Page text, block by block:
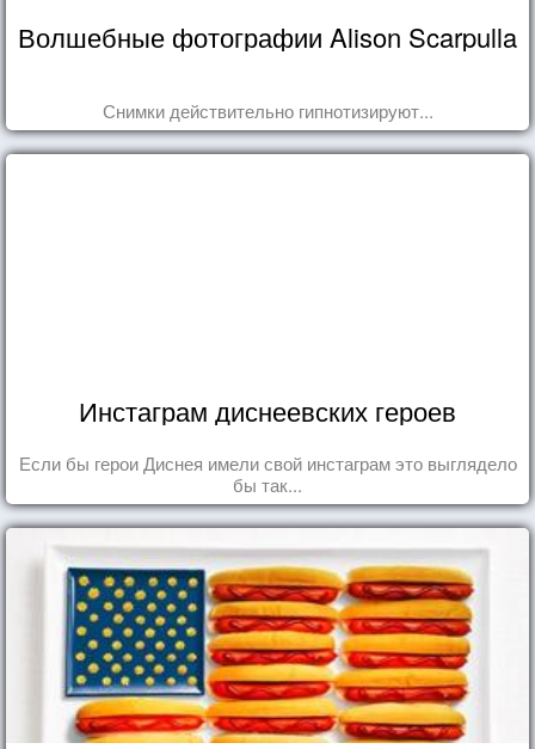
Волшебные фотографии Alison Scarpulla
Снимки действительно гипнотизируют...
Инстаграм диснеевских героев
Если бы герои Диснея имели свой инстаграм это выглядело
бы так...